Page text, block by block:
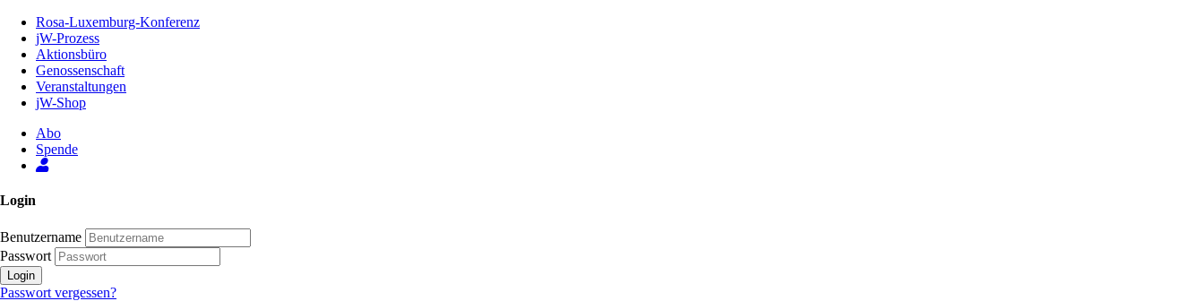
Inhalt
Seite
Rosa-Luxemburg-Konferenz
jW-Prozess
Aktionsbüro
Genossenschaft
Veranstaltungen
jW-Shop
Abo
Spende
Login
Benutzername
Passwort
Login
Passwort vergessen?